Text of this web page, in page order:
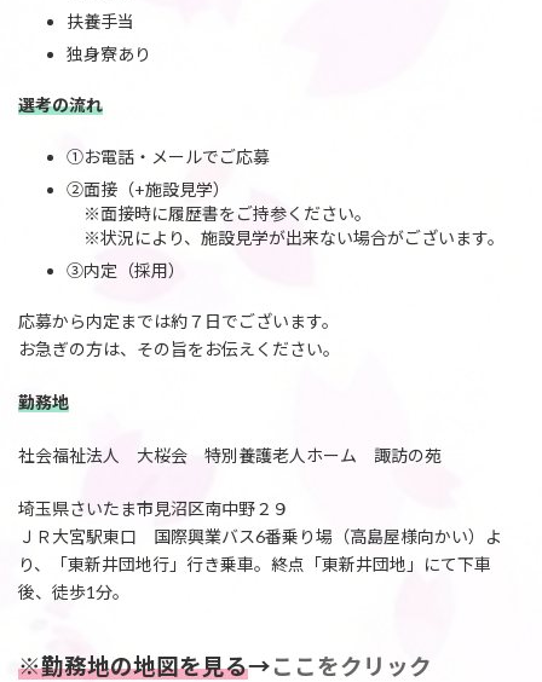
扶養手当
独身寮あり
選考の流れ
①お電話・メールでご応募
②面接（+施設見学）
※面接時に履歴書をご持参ください。
※状況により、施設見学が出来ない場合がございます。
③内定（採用）
応募から内定までは約７日でございます。
お急ぎの方は、その旨をお伝えください。
勤務地
社会福祉法人 大桜会 特別養護老人ホーム 諏訪の苑
埼玉県さいたま市見沼区南中野２９
ＪＲ大宮駅東口 国際興業バス6番乗り場（高島屋様向かい）よ
り、「東新井団地行」行き乗車。終点「東新井団地」にて下車
後、徒歩1分。
※勤務地の地図を見る→ここをクリック